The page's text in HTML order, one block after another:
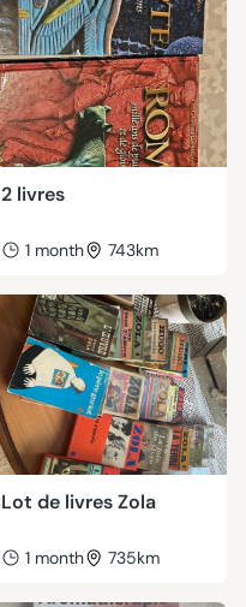
2 livres
1 month 743km
Lot de livres Zola
1 month 735km